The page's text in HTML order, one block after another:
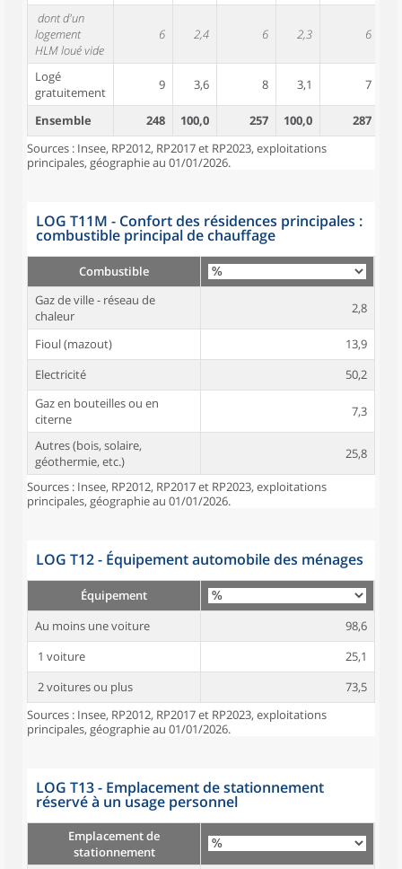
dont d'un
logement
HLM loué vide
6 2,4 6 2,3 6
Logé
gratuitement
9 3,6 8 3,1 7
Ensemble 248 100,0 257 100,0 287
Sources : Insee, RP2012, RP2017 et RP2023, exploitations
principales, géographie au 01/01/2026.
LOG T11M - Confort des résidences principales :
combustible principal de chauffage
Combustible
Gaz de ville - réseau de
chaleur
2,8
Fioul (mazout)
13,9
Electricité
50,2
Gaz en bouteilles ou en
citerne
7,3
Autres (bois, solaire,
géothermie, etc.)
25,8
Sources : Insee, RP2012, RP2017 et RP2023, exploitations
principales, géographie au 01/01/2026.
LOG T12 - Équipement automobile des ménages
Équipement
Au moins une voiture
98,6
1 voiture
25,1
2 voitures ou plus
73,5
Sources : Insee, RP2012, RP2017 et RP2023, exploitations
principales, géographie au 01/01/2026.
LOG T13 - Emplacement de stationnement
réservé à un usage personnel
Emplacement de
stationnement